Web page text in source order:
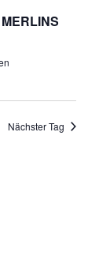
Nächster Tag